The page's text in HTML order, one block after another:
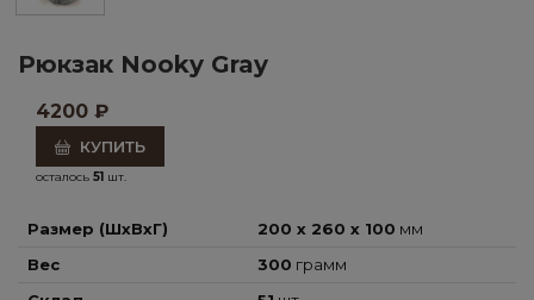
Рюкзак Nooky Gray
4200 ₽
КУПИТЬ
осталось 51 шт.
Размер (ШхВхГ) 200 x 260 x 100 мм
Вес
300 грамм